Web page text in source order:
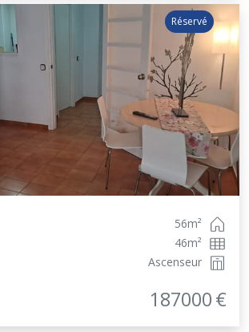
Réservé
56m²
46m²
Ascenseur
187000€